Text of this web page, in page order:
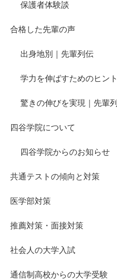
保護者体験談
合格した先輩の声
出身地別｜先輩列伝
学力を伸ばすためのヒント
驚きの伸びを実現｜先輩
四谷学院について
四谷学院からのお知らせ
共通テストの傾向と対策
医学部対策
推薦対策・面接対策
社会人の大学入試
通信制高校からの大学受験